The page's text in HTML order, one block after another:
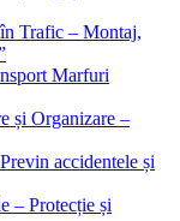
Trafic – Montaj,
Marfuri
și Organizare –
accidentele și
– Protecție și